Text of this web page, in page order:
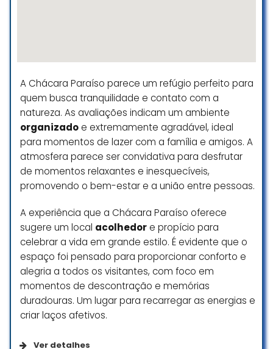
A Chácara Paraíso parece um refúgio perfeito para
quem busca tranquilidade e contato com a
natureza. As avaliações indicam um ambiente
organizado e extremamente agradável, ideal
para momentos de lazer com a família e amigos. A
atmosfera parece ser convidativa para desfrutar
de momentos relaxantes e inesquecíveis,
promovendo o bem-estar e a união entre pessoas.
A experiência que a Chácara Paraíso oferece
sugere um local acolhedor e propício para
celebrar a vida em grande estilo. É evidente que o
espaço foi pensado para proporcionar conforto e
alegria a todos os visitantes, com foco em
momentos de descontração e memórias
duradouras. Um lugar para recarregar as energias e
criar laços afetivos.
Ver detalhes